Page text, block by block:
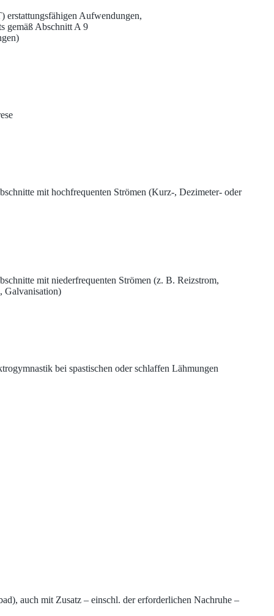
erstattungsfähigen Aufwendungen,
gemäß Abschnitt A 9
mit hochfrequenten Strömen (Kurz-, Dezimeter- oder
mit niederfrequenten Strömen (z. B. Reizstrom,
Galvanisation)
bei spastischen oder schlaffen Lähmungen
auch mit Zusatz – einschl. der erforderlichen Nachruhe –